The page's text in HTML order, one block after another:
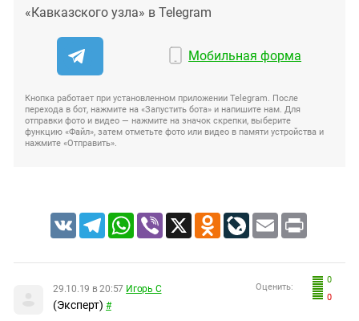
«Кавказского узла» в Telegram
Мобильная форма
Кнопка работает при установленном приложении Telegram. После
перехода в бот, нажмите на «Запустить бота» и напишите нам. Для
отправки фото и видео — нажмите на значок скрепки, выберите
функцию «Файл», затем отметьте фото или видео в памяти устройства и
нажмите «Отправить».
VK TelegramWhatsApp
Viber X Odnoklassniki
LiveJournal
Email Print
0
0
Оценить:
29.10.19 в 20:57 Игорь С
(Эксперт) #